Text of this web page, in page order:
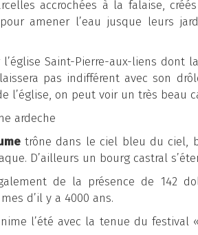
accrochées à la falaise,
amener l’eau jusque leurs
Saint-Pierre-aux-liens
pas indifférent avec son
l’église, on peut voir un très beau
trône dans le ciel bleu du ciel,
D’ailleurs un bourg castral
de la présence de 142
d’il y a 4000 ans.
l’été avec la tenue du